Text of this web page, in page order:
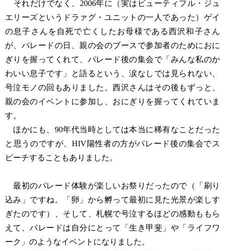
それだけでなく、2006年に（実はビューティフル・ジュ
エリーズというドラァグ・ユニットの一人であった）ゲイ
の息子さんを自死で亡くしたお母様である西沢和子さん
が、パレードの日、親の会のブースで参加者のためにおに
ぎりを握ってくれて、パレード後の集会で「みんな私のか
わいい息子です」と語るという、涙なしでは見られない、
号泣モノの回もありました。西沢さんはその後もずっと、
親の会のイベントに参加し、おにぎりを握ってくれていま
す。
ほかにも、90年代当時としては本当に稀有なことだった
と思うのですが、HIV陽性者の方がパレード後の集会でス
ピーチすることもありました。
最初のパレード体験が楽しいお祭りだったので（「刷り
込み」ですね。「卵」から孵って最初に見た光景が楽しす
ぎたのです）、そして、札幌で号泣するほどの感動ももら
えて、パレードは自分にとって「生き甲斐」や「ライフワ
ーク」のようなイベントになりました。